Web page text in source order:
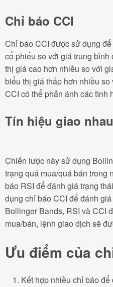
Chỉ báo CCI
Chỉ báo CCI được sử dụng
cổ phiếu so với giá trung bình
thị giá cao hơn nhiều so với
biểu thị giá thấp hơn nhiều
CCI có thể phản ánh các tình
Tín hiệu giao
Chiến lược này sử dụng
trạng quá mua/quá bán trong
báo RSI để đánh giá trạng
dụng chỉ báo CCI để đánh
Bollinger Bands, RSI và CCI
mua/bán, lệnh giao dịch sẽ
Ưu điểm của
Kết hợp nhiều chỉ báo